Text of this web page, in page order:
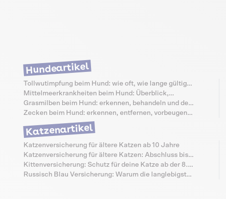
Hundeartikel
Tollwutimpfung beim Hund: wie oft, wie lange gültig
und was sie kostet
Mittelmeerkrankheiten beim Hund: Überblick,
Symptome und Schutz
Grasmilben beim Hund: erkennen, behandeln und dem
Juckreiz vorbeugen
Zecken beim Hund: erkennen, entfernen, vorbeugen
und Krankheiten vermeiden
Katzenartikel
Katzenversicherung für ältere Katzen ab 10 Jahre
Katzenversicherung für ältere Katzen: Abschluss bis 9
Jahre
Kittenversicherung: Schutz für deine Katze ab der 8.
Lebenswoche
Russisch Blau Versicherung: Warum die langlebigste